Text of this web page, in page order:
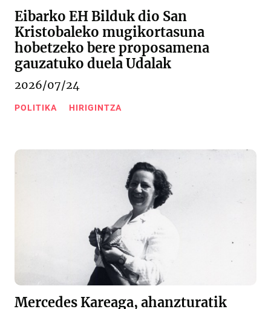
Eibarko EH Bilduk dio San
Kristobaleko mugikortasuna
hobetzeko bere proposamena
gauzatuko duela Udalak
2026/07/24
POLITIKA HIRIGINTZA
Mercedes Kareaga, ahanzturatik